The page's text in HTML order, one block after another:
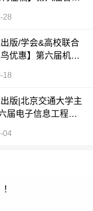
ITSSC 2026）
28
出版/学会&高校联合
优惠】第六届机电
会议（ICMTAE 202
18
出版|北京交通大学主
届电子信息工程与
）
04